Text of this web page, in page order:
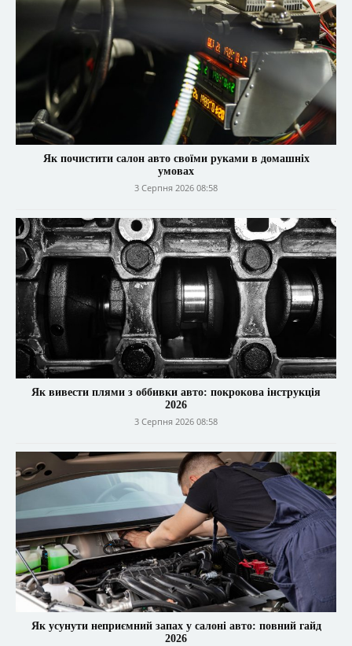
Як почистити салон авто своїми руками в домашніх
умовах
3 Серпня 2026 08:58
Як вивести плями з оббивки авто: покрокова інструкція
2026
3 Серпня 2026 08:58
Як усунути неприємний запах у салоні авто: повний гайд
2026